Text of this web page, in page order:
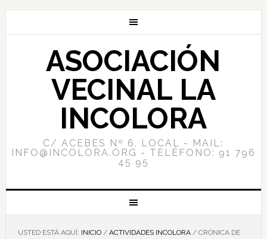
ASOCIACIÓN
VECINAL LA
INCOLORA
C/ ACEBES Nº 6, LOCAL - MAIL:
INFO@INCOLORA.ORG - TELÉFONO: 91 796
45 95
USTED ESTÁ AQUÍ: INICIO / ACTIVIDADES INCOLORA /CRÓNICA DE